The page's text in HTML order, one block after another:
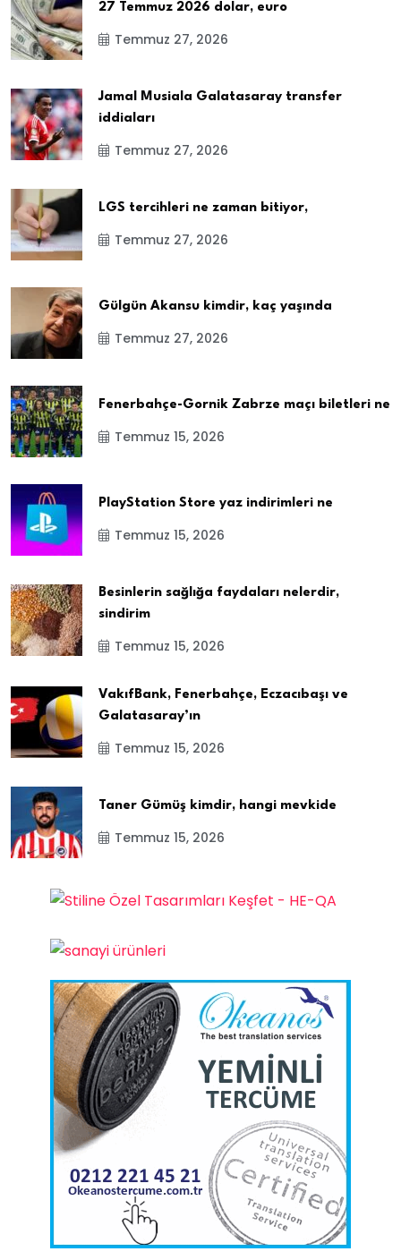
27 Temmuz 2026 dolar, euro
Temmuz 27, 2026
Jamal Musiala Galatasaray transfer
iddiaları
Temmuz 27, 2026
LGS tercihleri ne zaman bitiyor,
Temmuz 27, 2026
Gülgün Akansu kimdir, kaç yaşında
Temmuz 27, 2026
Fenerbahçe-Gornik Zabrze maçı biletleri ne
Temmuz 15, 2026
PlayStation Store yaz indirimleri ne
Temmuz 15, 2026
Besinlerin sağlığa faydaları nelerdir,
sindirim
Temmuz 15, 2026
VakıfBank, Fenerbahçe, Eczacıbaşı ve
Galatasaray’ın
Temmuz 15, 2026
Taner Gümüş kimdir, hangi mevkide
Temmuz 15, 2026